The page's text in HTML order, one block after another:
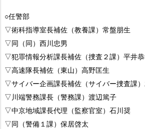
○任警部
▽術科指導室長補佐（教養課）常盤朋生
▽同（同）西川忠男
▽犯罪情報分析課長補佐（捜査２課）平井
▽高速隊長補佐（東山）高野匡生
▽サイバー企画課長補佐（サイバー捜査課
▽川端警務課長（警務課）渡辺篤子
▽中京地域課長代理（監察官室）石川奨
▽同（警備１課）保居啓太